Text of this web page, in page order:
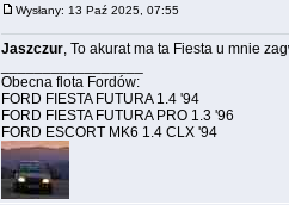
Wysłany: 13 Paź 2025, 07:55
Jaszczur, To akurat ma ta Fiesta u mnie
Obecna flota Fordów:
FORD FIESTA FUTURA 1.4 '94
FORD FIESTA FUTURA PRO 1.3 '96
FORD ESCORT MK6 1.4 CLX '94